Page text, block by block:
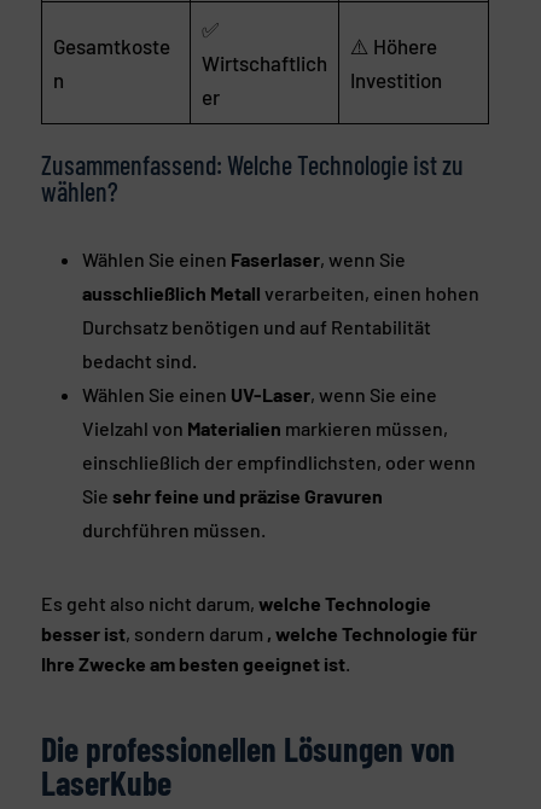
Gesamtkoste
n
✅
Wirtschaftlich
er
⚠️ Höhere
Investition
Zusammenfassend: Welche Technologie ist zu
wählen?
Wählen Sie einen Faserlaser, wenn Sie
ausschließlich Metall verarbeiten, einen hohen
Durchsatz benötigen und auf Rentabilität
bedacht sind.
Wählen Sie einen UV-Laser, wenn Sie eine
Vielzahl von Materialien markieren müssen,
einschließlich der empfindlichsten, oder wenn
Sie sehr feine und präzise Gravuren
durchführen müssen.
Es geht also nicht darum, welche Technologie
besser ist, sondern darum , welche Technologie für
Ihre Zwecke am besten geeignet ist.
Die professionellen Lösungen von
LaserKube